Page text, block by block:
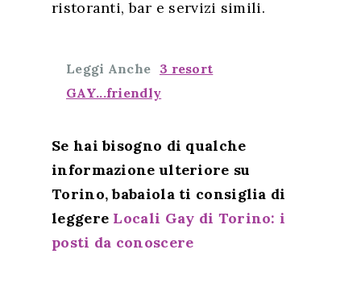
ristoranti, bar e servizi simili.
Leggi Anche 3 resort
GAY...friendly
Se hai bisogno di qualche
informazione ulteriore su
Torino, babaiola ti consiglia di
leggere Locali Gay di Torino: i
posti da conoscere
Lifestyle
Italia